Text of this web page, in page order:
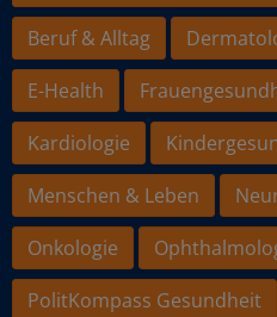
Beruf & Alltag
E-Health
Kardiologie
Menschen & Leben
Onkologie
PolitKompass Gesundheit